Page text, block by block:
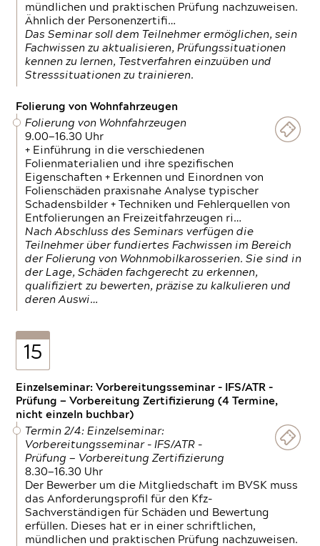
mündlichen und praktischen Prüfung nachzuweisen.
Ähnlich der Personenzertifi…
Das Seminar soll dem Teilnehmer ermöglichen, sein
Fachwissen zu aktualisieren, Prüfungssituationen
kennen zu lernen, Testverfahren einzuüben und
Stresssituationen zu trainieren.
Folierung von Wohnfahrzeugen
Folierung von Wohnfahrzeugen
9.00—16.30 Uhr
+ Einführung in die verschiedenen
Folienmaterialien und ihre spezifischen
Eigenschaften + Erkennen und Einordnen von
Folienschäden praxisnahe Analyse typischer
Schadensbilder + Techniken und Fehlerquellen von
Entfolierungen an Freizeitfahrzeugen ri…
Nach Abschluss des Seminars verfügen die
Teilnehmer über fundiertes Fachwissen im Bereich
der Folierung von Wohnmobilkarosserien. Sie sind in
der Lage, Schäden fachgerecht zu erkennen,
qualifiziert zu bewerten, präzise zu kalkulieren und
deren Auswi…
15
Einzelseminar: Vorbereitungsseminar - IFS/ATR -
Prüfung — Vorbereitung Zertifizierung (4 Termine,
nicht einzeln buchbar)
Termin 2/4: Einzelseminar:
Vorbereitungsseminar - IFS/ATR -
Prüfung — Vorbereitung Zertifizierung
8.30—16.30 Uhr
Der Bewerber um die Mitgliedschaft im BVSK muss
das Anforderungsprofil für den Kfz-
Sachverständigen für Schäden und Bewertung
erfüllen. Dieses hat er in einer schriftlichen,
mündlichen und praktischen Prüfung nachzuweisen.